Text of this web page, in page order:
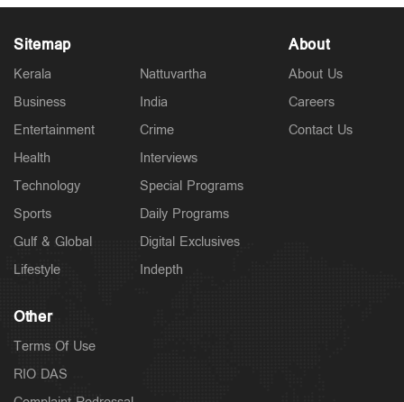
സിജെപി നേതാക്കളുടെ പോസ്റ്റുകള്‍ നീക്കി മെറ്റ;
നടപടി കേന്ദ്രസര്‍ക്കര്‍ താക്കീതിന് പിന്നാലെ
Sitemap
Kerala
Business
Entertainment
Health
Technology
Sports
Gulf & Global
Lifestyle
Nattuvartha
India
Crime
Interviews
Special Programs
Daily Programs
Digital Exclusives
Indepth
About
About Us
Careers
Contact Us
Other
Terms Of Use
RIO DAS